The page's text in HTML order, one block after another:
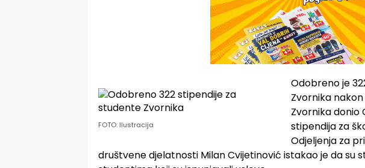
FOTO: Ilustracija
Odobreno je
Zvornika
Zvornika donio
stipendija za
Odjeljenja za
društvene djelatnosti Milan Cvijetinović istakao je da su